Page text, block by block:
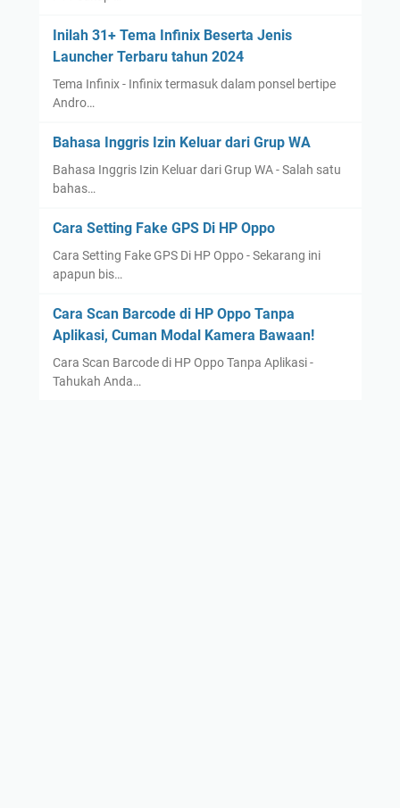
Inilah 31+ Tema Infinix Beserta Jenis
Launcher Terbaru tahun 2024
Tema Infinix - Infinix termasuk dalam ponsel bertipe
Andro…
Bahasa Inggris Izin Keluar dari Grup WA
Bahasa Inggris Izin Keluar dari Grup WA - Salah satu
bahas…
Cara Setting Fake GPS Di HP Oppo
Cara Setting Fake GPS Di HP Oppo - Sekarang ini
apapun bis…
Cara Scan Barcode di HP Oppo Tanpa
Aplikasi, Cuman Modal Kamera Bawaan!
Cara Scan Barcode di HP Oppo Tanpa Aplikasi -
Tahukah Anda…